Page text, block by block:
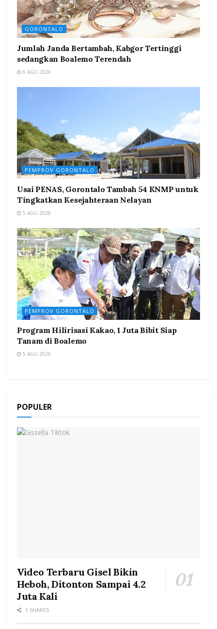
GORONTALO
Jumlah Janda Bertambah, Kabgor Tertinggi
sedangkan Boalemo Terendah
6 AGU 2026
PEMPROV GORONTALO
Usai PENAS, Gorontalo Tambah 54 KNMP untuk
Tingkatkan Kesejahteraan Nelayan
5 AGU 2026
PEMPROV GORONTALO
Program Hilirisasi Kakao, 1 Juta Bibit Siap
Tanam di Boalemo
5 AGU 2026
POPULER
Video Terbaru Gisel Bikin
Heboh, Ditonton Sampai 4.2
Juta Kali
1 SHARES